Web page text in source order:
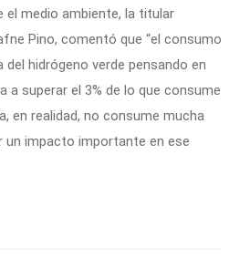
el medio ambiente, la titular
Pino, comentó que “el consumo
del hidrógeno verde pensando en
a superar el 3% de lo que consume
en realidad, no consume mucha
un impacto importante en ese